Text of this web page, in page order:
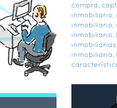
compra,
inmobiliario,
inmobiliario,
inmobiliario,
inmobiliarias,
inmobiliaria,